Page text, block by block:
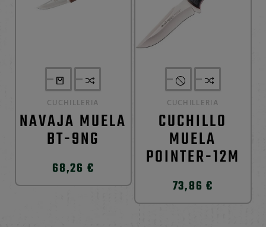
CUCHILLERIA
NAVAJA MUELA
BT-9NG
68,26 €
CUCHILLERIA
CUCHILLO
MUELA
POINTER-12M
73,86 €